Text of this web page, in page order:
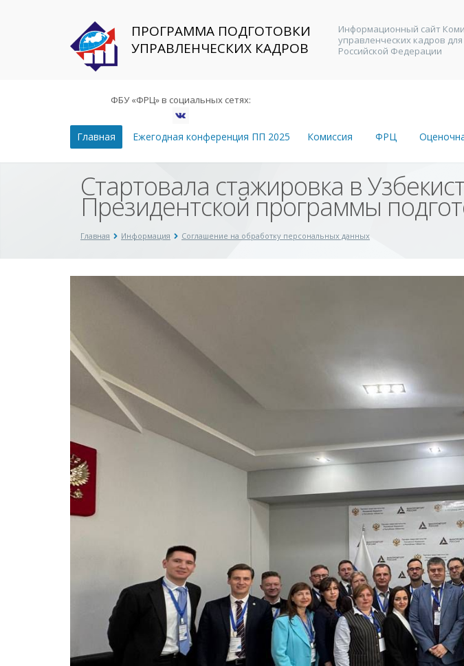
ПРОГРАММА ПОДГОТОВКИ
УПРАВЛЕНЧЕСКИХ КАДРОВ
Информационный сайт
управленческих кадров
Российской Федерации
ФБУ «ФРЦ» в социальных сетях:
Главная Ежегодная конференция ПП 2025 Комиссия ФРЦ
Стартовала стажировка в
Президентской программы
Главная Информация Соглашение на обработку персональных данных